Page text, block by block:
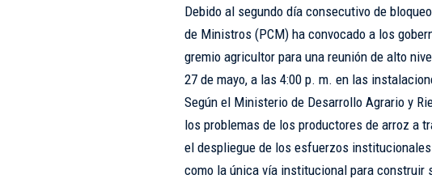
Debido al segundo día consecutivo de
de Ministros (PCM) ha convocado a los
gremio agricultor para una reunión de alto
27 de mayo, a las 4:00 p. m. en las
Según el Ministerio de Desarrollo Agrario y
los problemas de los productores de arroz a
el despliegue de los esfuerzos
como la única vía institucional para construir